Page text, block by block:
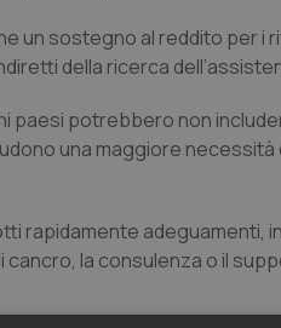
un sostegno al reddito per
della ricerca
paesi potrebbero non
una maggiore
rapidamente adeguamenti,
cancro, la consulenza o il